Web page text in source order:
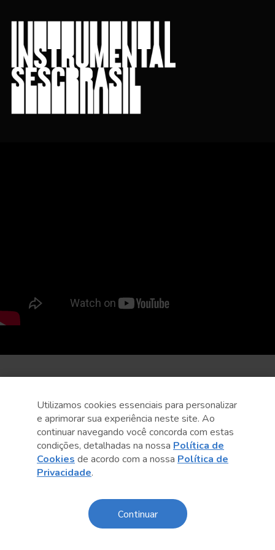
Utilizamos cookies essenciais para personalizar
e aprimorar sua experiência neste site. Ao
continuar navegando você concorda com estas
condições, detalhadas na nossa Política de
Cookies de acordo com a nossa Política de
Privacidade.
Continuar